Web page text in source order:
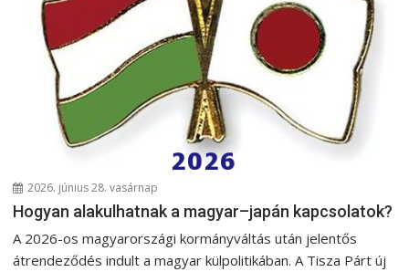
2026. június 28. vasárnap
Hogyan alakulhatnak a magyar–japán kapcsolatok?
A 2026-os magyarországi kormányváltás után jelentős
átrendeződés indult a magyar külpolitikában. A Tisza Párt új